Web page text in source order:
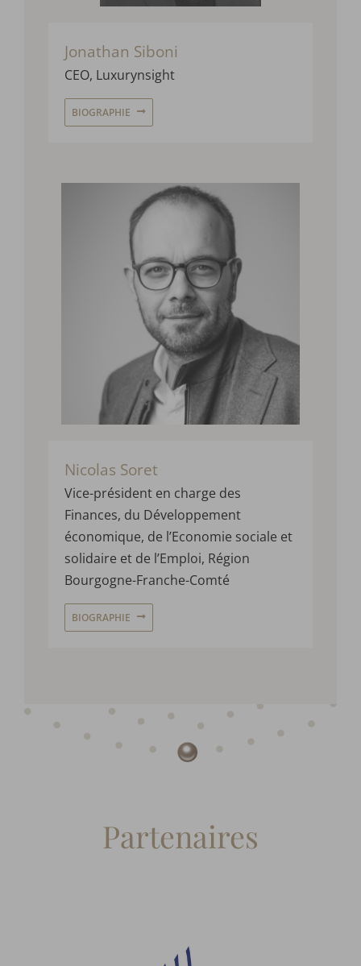
Jonathan Siboni
CEO, Luxurynsight
BIOGRAPHIE
Nicolas Soret
Vice-président en charge des
Finances, du Développement
économique, de l’Economie sociale et
solidaire et de l’Emploi, Région
Bourgogne-Franche-Comté
BIOGRAPHIE
Partenaires